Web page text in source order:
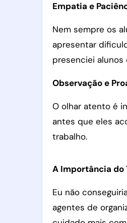
Empatia e
Nem sempre os
apresentar
presenciei alunos
Observação e
O olhar atento é
antes que eles
trabalho.
A Importância do
Eu não
agentes de